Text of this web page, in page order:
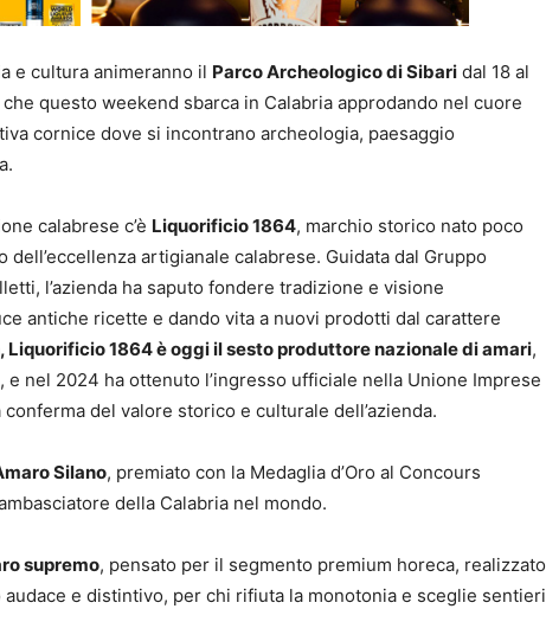
e cultura animeranno il Parco Archeologico di Sibari dal 18 al
che questo weekend sbarca in Calabria approdando nel cuore
cornice dove si incontrano archeologia, paesaggio
calabrese c’è Liquorificio 1864, marchio storico nato poco
dell’eccellenza artigianale calabrese. Guidata dal Gruppo
l’azienda ha saputo fondere tradizione e visione
antiche ricette e dando vita a nuovi prodotti dal carattere
Liquorificio 1864 è oggi il sesto produttore nazionale di amari,
e nel 2024 ha ottenuto l’ingresso ufficiale nella Unione Imprese
del valore storico e culturale dell’azienda.
Silano, premiato con la Medaglia d’Oro al Concours
della Calabria nel mondo.
supremo, pensato per il segmento premium horeca, realizzato
e distintivo, per chi rifiuta la monotonia e sceglie sentieri